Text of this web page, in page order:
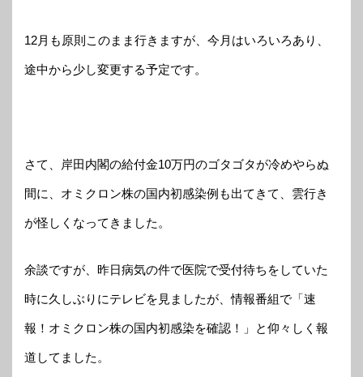
12月も原則このまま行きますが、今月はいろいろあり、
途中から少し変更する予定です。
さて、岸田内閣の給付金10万円のゴタゴタが冷めやらぬ
間に、オミクロン株の国内初感染例も出てきて、雲行き
が怪しくなってきました。
余談ですが、昨日病気の件で医院で受付待ちをしていた
時に久しぶりにテレビを見ましたが、情報番組で「速
報！オミクロン株の国内初感染を確認！」と仰々しく報
道してました。